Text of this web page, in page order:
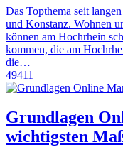
Das Topthema seit
und Konstanz. Wohnen
können am Hochrhein
kommen, die am
die…
49411
Grundlagen
wichtigsten